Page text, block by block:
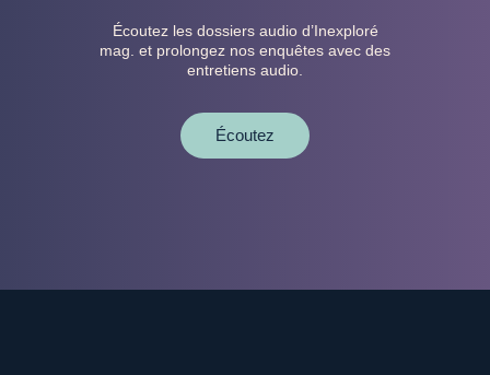
Écoutez les dossiers audio d’Inexploré
mag. et prolongez nos enquêtes avec des
entretiens audio.
Écoutez